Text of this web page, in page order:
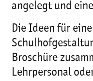
angelegt und
Die Ideen für
Broschüre
Lehrpersonal